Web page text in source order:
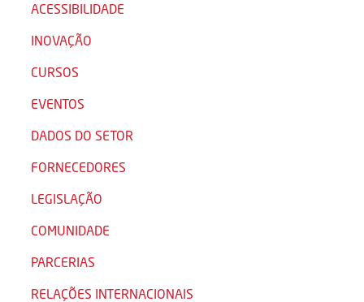
ACESSIBILIDADE
INOVAÇÃO
CURSOS
EVENTOS
DADOS DO SETOR
FORNECEDORES
LEGISLAÇÃO
COMUNIDADE
PARCERIAS
RELAÇÕES INTERNACIONAIS